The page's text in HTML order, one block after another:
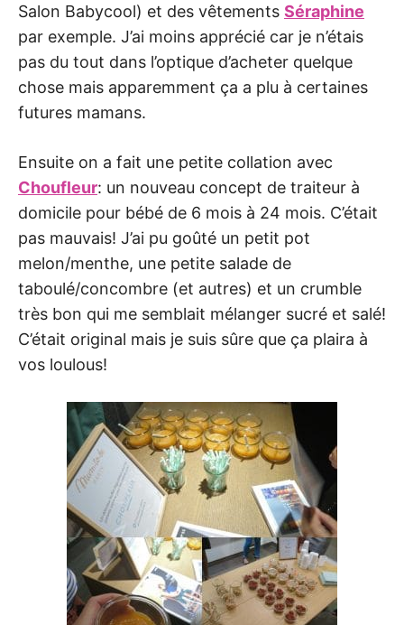
Salon Babycool) et des vêtements Séraphine
par exemple. J’ai moins apprécié car je n’étais
pas du tout dans l’optique d’acheter quelque
chose mais apparemment ça a plu à certaines
futures mamans.
Ensuite on a fait une petite collation avec
Choufleur: un nouveau concept de traiteur à
domicile pour bébé de 6 mois à 24 mois. C’était
pas mauvais! J’ai pu goûté un petit pot
melon/menthe, une petite salade de
taboulé/concombre (et autres) et un crumble
très bon qui me semblait mélanger sucré et salé!
C’était original mais je suis sûre que ça plaira à
vos loulous!